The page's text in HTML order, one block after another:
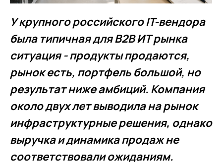
У крупного российского IT-вендора
была типичная для B2B ИТ рынка
ситуация - продукты продаются,
рынок есть, портфель большой, но
результат ниже амбиций. Компания
около двух лет выводила на рынок
инфраструктурные решения, однако
выручка и динамика продаж не
соответствовали ожиданиям.